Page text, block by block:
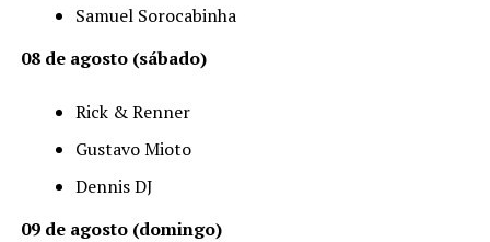
Samuel Sorocabinha
08 de agosto (sábado)
Rick & Renner
Gustavo Mioto
Dennis DJ
09 de agosto (domingo)